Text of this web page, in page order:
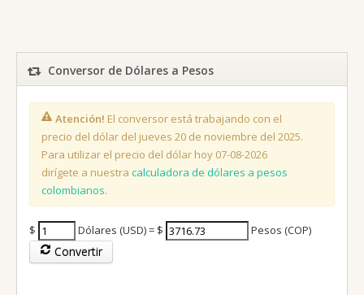
Conversor de Dólares a Pesos
Atención! El conversor está trabajando con el
precio del dólar del jueves 20 de noviembre del 2025.
Para utilizar el precio del dólar hoy 07-08-2026
dirígete a nuestra calculadora de dólares a pesos
colombianos.
$ Dólares (USD) = $ Pesos (COP)
Convertir